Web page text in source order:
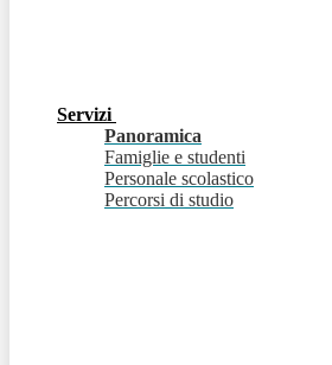
Servizi
Panoramica
Famiglie e studenti
Personale scolastico
Percorsi di studio